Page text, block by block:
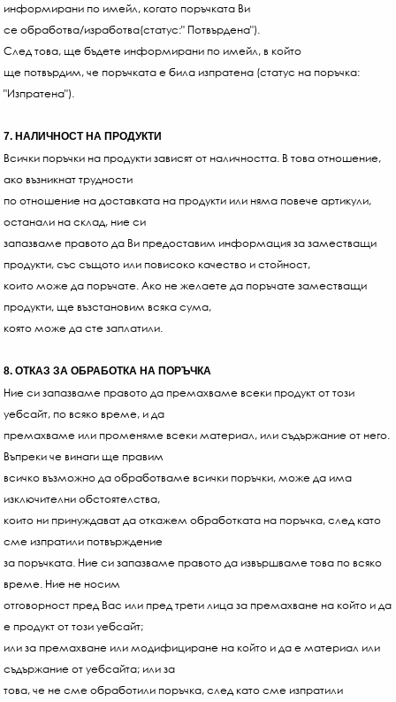
информирани по имейл, когато поръчката Ви
се обработва/изработва(статус:" Потвърдена").
След това, ще бъдете информирани по имейл, в който
ще потвърдим, че поръчката е била изпратена (статус на поръчка:
"Изпратена").
7. НАЛИЧНОСТ НА ПРОДУКТИ
Всички поръчки на продукти зависят от наличността. В това отношение,
ако възникнат трудности
по отношение на доставката на продукти или няма повече артикули,
останали на склад, ние си
запазваме правото да Ви предоставим информация за заместващи
продукти, със същото или повисоко качество и стойност,
които може да поръчате. Ако не желаете да поръчате заместващи
продукти, ще възстановим всяка сума,
която може да сте заплатили.
8. ОТКАЗ ЗА ОБРАБОТКА НА ПОРЪЧКА
Ние си запазваме правото да премахваме всеки продукт от този
уебсайт, по всяко време, и да
премахваме или променяме всеки материал, или съдържание от него.
Въпреки че винаги ще правим
всичко възможно да обработваме всички поръчки, може да има
изключителни обстоятелства,
които ни принуждават да откажем обработката на поръчка, след като
сме изпратили потвърждение
за поръчката. Ние си запазваме правото да извършваме това по всяко
време. Ние не носим
отговорност пред Вас или пред трети лица за премахване на който и да
е продукт от този уебсайт;
или за премахване или модифициране на който и да е материал или
съдържание от уебсайта; или за
това, че не сме обработили поръчка, след като сме изпратили